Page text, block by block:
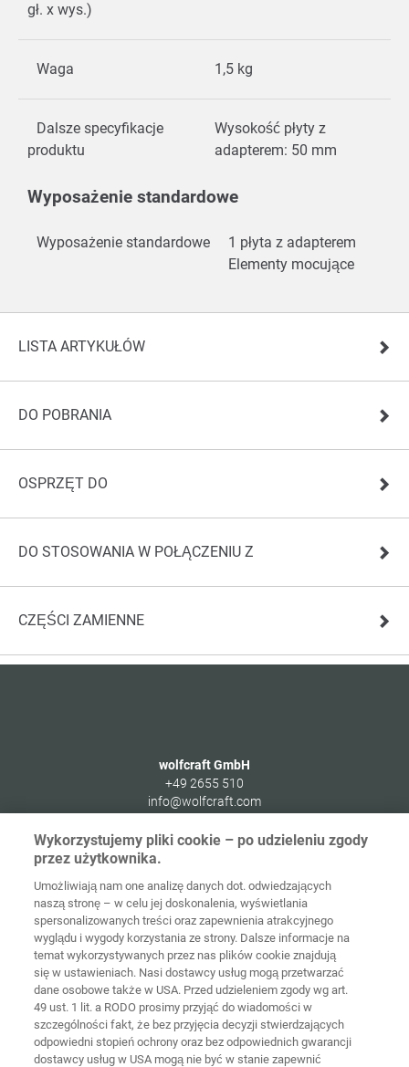
gł. x wys.)
Waga 1,5 kg
Dalsze specyfikacje
produktu
Wysokość płyty z
adapterem: 50 mm
Wyposażenie standardowe
Wyposażenie standardowe
1 płyta z adapterem
Elementy mocujące
LISTA ARTYKUŁÓW
DO POBRANIA
OSPRZĘT DO
DO STOSOWANIA W POŁĄCZENIU Z
CZĘŚCI ZAMIENNE
wolfcraft GmbH
+49 2655 510
info@wolfcraft.com
56746Kempenich
Strona
główna Kontakt Nota prawna
Ochrona
danych
Ogólne
warunki
handlowe
Polityka
cookie Logowanie
Wykorzystujemy pliki cookie – po udzieleniu zgody
przez użytkownika.
Umożliwiają nam one analizę danych dot. odwiedzających
naszą stronę – w celu jej doskonalenia, wyświetlania
spersonalizowanych treści oraz zapewnienia atrakcyjnego
wyglądu i wygody korzystania ze strony. Dalsze informacje na
temat wykorzystywanych przez nas plików cookie znajdują
się w ustawieniach. Nasi dostawcy usług mogą przetwarzać
dane osobowe także w USA. Przed udzieleniem zgody wg art.
49 ust. 1 lit. a RODO prosimy przyjąć do wiadomości w
szczególności fakt, że bez przyjęcia decyzji stwierdzających
odpowiedni stopień ochrony oraz bez odpowiednich gwarancji
dostawcy usług w USA mogą nie być w stanie zapewnić